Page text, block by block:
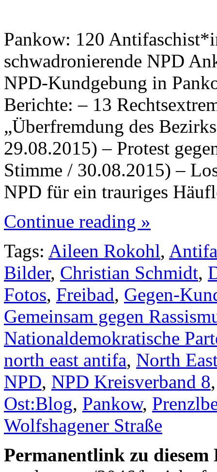
Pankow: 120
schwadronierende NPD
NPD-Kundgebung in
Berichte: – 13
„Überfremdung des
29.08.2015) – Protest
Stimme / 30.08.2015) –
NPD für ein trauriges
Continue reading »
Tags: Aileen Rokohl, Antifa
Bilder, Christian Schmidt,
Fotos, Freibad, Gegen-
Gemeinsam gegen
Nationaldemokratische
north east antifa, North
NPD, NPD Kreisverband 8
Ost:Blog, Pankow,
Wolfshagener Straße
Permanentlink zu